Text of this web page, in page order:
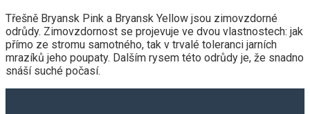
Třešně Bryansk Pink a Bryansk Yellow jsou zimovzdorné
odrůdy. Zimovzdornost se projevuje ve dvou vlastnostech: jak
přímo ze stromu samotného, ​​tak v trvalé toleranci jarních
mrazíků jeho poupaty. Dalším rysem této odrůdy je, že snadno
snáší suché počasí.